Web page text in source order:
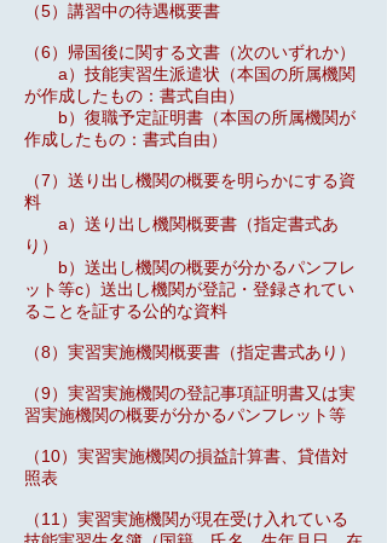
（5）講習中の待遇概要書
（6）帰国後に関する文書（次のいずれか）
a）技能実習生派遣状（本国の所属機関
が作成したもの：書式自由）
b）復職予定証明書（本国の所属機関が
作成したもの：書式自由）
（7）送り出し機関の概要を明らかにする資
料
a）送り出し機関概要書（指定書式あ
り）
b）送出し機関の概要が分かるパンフレ
ット等c）送出し機関が登記・登録されてい
ることを証する公的な資料
（8）実習実施機関概要書（指定書式あり）
（9）実習実施機関の登記事項証明書又は実
習実施機関の概要が分かるパンフレット等
（10）実習実施機関の損益計算書、貸借対
照表
（11）実習実施機関が現在受け入れている